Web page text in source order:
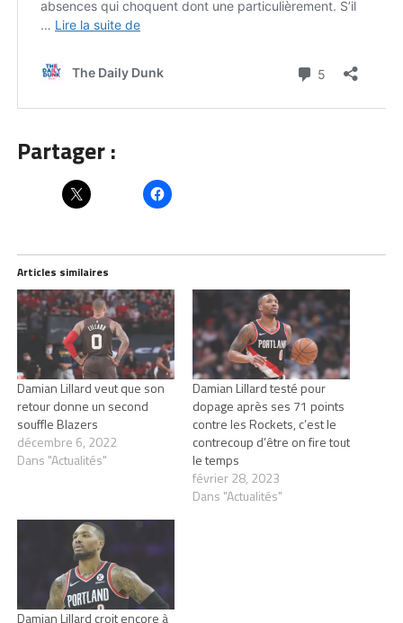
Partager :
Articles similaires
Damian Lillard veut que son
retour donne un second
souffle Blazers
décembre 6, 2022
Dans "Actualités"
Damian Lillard testé pour
dopage après ses 71 points
contre les Rockets, c’est le
contrecoup d’être on fire tout
le temps
février 28, 2023
Dans "Actualités"
Damian Lillard croit encore à